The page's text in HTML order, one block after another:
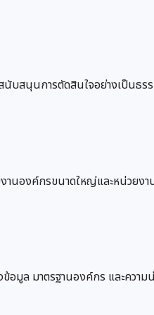
นับสนุนการตัดสินใจอย่างเป็นธร
นองค์กรขนาดใหญ่และหน่วยงา
ล มาตรฐานองค์กร และความน่